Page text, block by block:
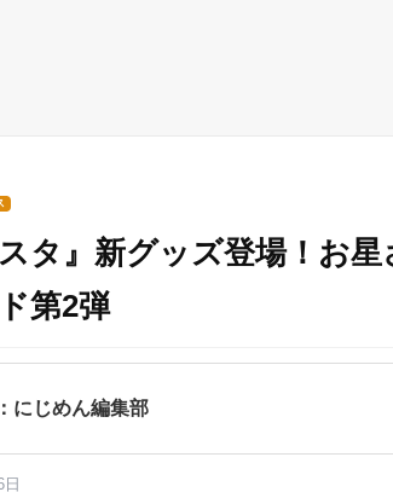
スタ』新グッズ登場！お
第2弾
にじめん編集部